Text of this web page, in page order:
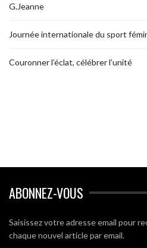
G.Jeanne
Journée internationale du sport
Couronner l’éclat, célébrer l’unité
ABONNEZ-VOUS
Saisissez votre adresse email pour
chaque nouvel article par email.